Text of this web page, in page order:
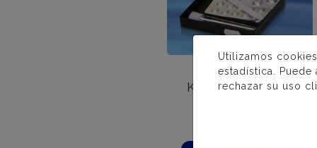
KIT DE TEST DE
Utilizamos
estadística.
rechazar su uso